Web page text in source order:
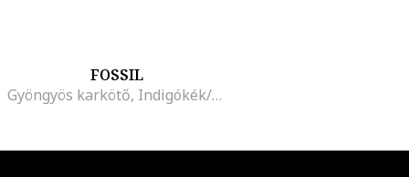
FOSSIL
Gyöngyös karkötő, Indigókék/Sötétszürke